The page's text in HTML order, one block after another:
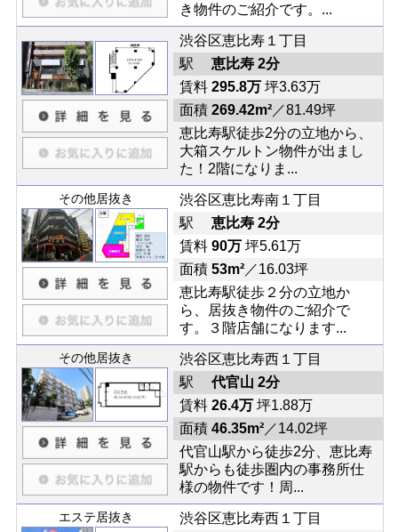
き物件のご紹介です。...
渋谷区恵比寿１丁目
駅 恵比寿 2分
賃料 295.8万坪3.63万
面積 269.42m²／81.49坪
恵比寿駅徒歩2分の立地から、
大箱スケルトン物件が出まし
た！2階になりま...
その他居抜き
渋谷区恵比寿南１丁目
駅 恵比寿 2分
賃料 90万坪5.61万
面積 53m²／16.03坪
恵比寿駅徒歩２分の立地か
ら、居抜き物件のご紹介で
す。３階店舗になります...
その他居抜き
渋谷区恵比寿西１丁目
駅 代官山 2分
賃料 26.4万坪1.88万
面積 46.35m²／14.02坪
代官山駅から徒歩2分、恵比寿
駅からも徒歩圏内の事務所仕
様の物件です！周...
エステ居抜き
渋谷区恵比寿西１丁目